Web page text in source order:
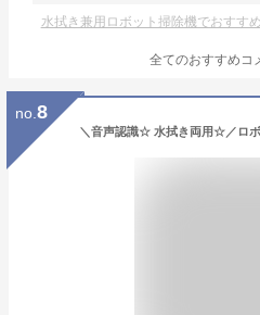
水拭き兼用ロボット掃除機でおすす
全てのおすすめコ
no. 8